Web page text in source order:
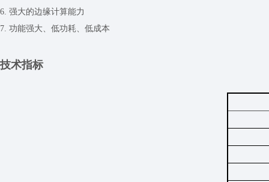
6. 强大的边缘计算能力
7. 功能强大、低功耗、低成本
技术指标